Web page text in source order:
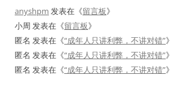
anyshpm 发表在《留言板》
小周 发表在《留言板》
匿名 发表在《“成年人只讲利弊，不讲对错”》
匿名 发表在《“成年人只讲利弊，不讲对错”》
匿名 发表在《“成年人只讲利弊，不讲对错”》